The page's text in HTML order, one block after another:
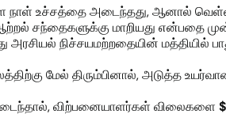
நாள் உச்சத்தை அடைந்தது, ஆனால்
சந்தைகளுக்கு மாறியது என்பதை
நிச்சயமற்றதையின் மத்தியில்
மேல் திரும்பினால், அடுத்த
விற்பனையாளர்கள் விலைகளை